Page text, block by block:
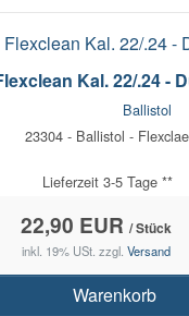
Kal. 22/.24 -
Ballistol
23304 - Ballistol -
Lieferzeit 3-5 Tage **
22,90 EUR / Stück
inkl. 19% USt. zzgl. Versand
Warenkorb